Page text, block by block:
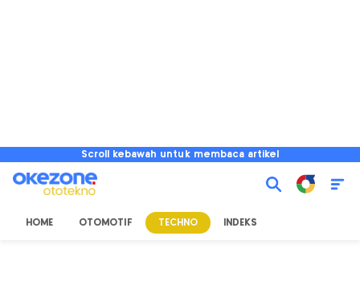
Scroll kebawah untuk membaca artikel
HOME OTOMOTIF TECHNO INDEKS